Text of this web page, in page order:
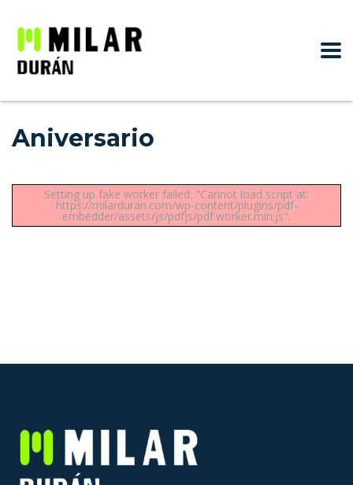
Aniversario
Setting up fake worker failed: "Cannot load script at:
https://milarduran.com/wp-content/plugins/pdf-
embedder/assets/js/pdfjs/pdf.worker.min.js".